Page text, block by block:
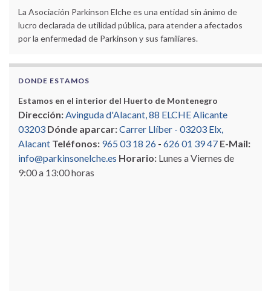
La Asociación Parkinson Elche es una entidad sin ánimo de
lucro declarada de utilidad pública, para atender a afectados
por la enfermedad de Parkinson y sus familiares.
DONDE ESTAMOS
Estamos en el interior del Huerto de Montenegro
Dirección:Avinguda d'Alacant, 88 ELCHE Alicante
03203 Dónde aparcar:Carrer Llíber - 03203 Elx,
Alacant Teléfonos: 965 03 18 26 - 626 01 39 47 E-Mail:
info@parkinsonelche.es Horario: Lunes a Viernes de
9:00 a 13:00 horas